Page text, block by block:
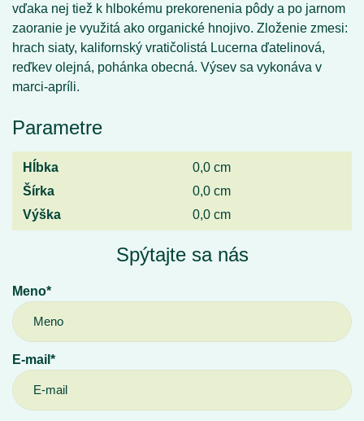
vďaka nej tiež k hlbokému prekorenenia pôdy a po jarnom
zaoranie je využitá ako organické hnojivo. Zloženie zmesi:
hrach siaty, kalifornský vratičolistá Lucerna ďatelinová,
reďkev olejná, pohánka obecná. Výsev sa vykonáva v
marci-apríli.
Parametre
Hĺbka
0,0 cm
Šírka
0,0 cm
Výška
0,0 cm
Spýtajte sa nás
Meno*
E-mail*